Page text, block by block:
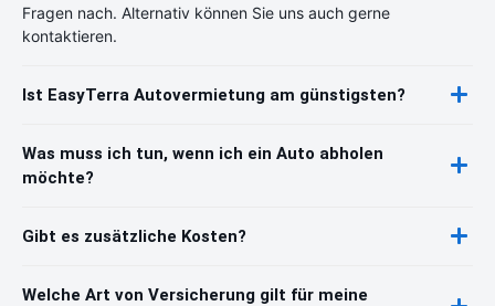
Fragen nach. Alternativ können Sie uns auch gerne
kontaktieren.
Ist EasyTerra Autovermietung am günstigsten?
Was muss ich tun, wenn ich ein Auto abholen
möchte?
Gibt es zusätzliche Kosten?
Welche Art von Versicherung gilt für meine